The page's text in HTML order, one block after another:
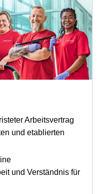
Arbeitsvertrag
und etablierten
und Verständnis für